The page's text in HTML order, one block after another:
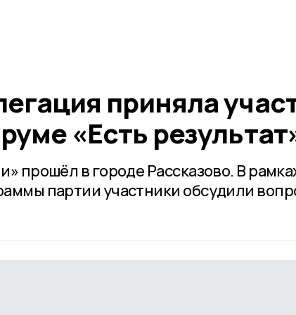
приняла
«Есть
прошёл в городе Рассказово. В
партии участники обсудили